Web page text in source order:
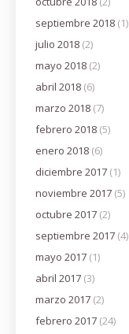
septiembre 2018 (1)
julio 2018 (2)
mayo 2018 (2)
abril 2018 (6)
marzo 2018 (7)
febrero 2018 (5)
enero 2018 (6)
diciembre 2017 (1)
noviembre 2017 (5)
octubre 2017 (2)
septiembre 2017 (4)
mayo 2017 (1)
abril 2017 (3)
marzo 2017 (2)
febrero 2017 (24)